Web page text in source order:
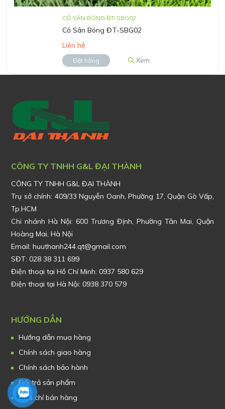
CỎ SÂN BÓNG ĐT-SBG02
Cỏ Sân Bóng ĐT-SBG02
Liên hệ
Đặt hàng Xem
CÔNG TY TNHH G&L ĐẠI THÀNH
CÔNG TY TNHH G&L ĐẠI THÀNH
Trụ sở chính: 409/33 Nguyễn Oanh, Phường 17, Quận Gò Vấp,
Tp.HCM
Chi nhánh Hà Nội: 600 Trương Định, Phường Tân Mai, Quận
Hoàng Mai, Hà Nội
Email: huuthanh244.qt@gmail.com
SĐT: 028 38 311 699
Điện thoại tại Hồ Chí Minh: 0937 580 629
Điện thoại tại Hà Nội: 0938 370 579
HƯỚNG DẪN
Hướng dẫn mua hàng
Chính sách giao hàng
Chính sách bảo hành
Đổi trả sản phẩm
Tiêu chí bán hàng